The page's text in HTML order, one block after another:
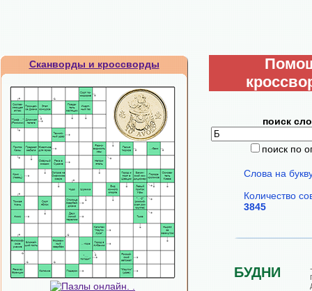
Сканворды и кроссворды
поиск
поиск по
Слова на
Количество
3845
БУДНИ